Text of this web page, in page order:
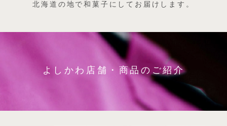
北海道の地で和菓子にしてお届けします。
よしかわ店舗・商品のご紹介